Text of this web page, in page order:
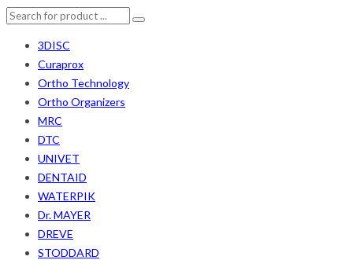
3DISC
Curaprox
Ortho Technology
Ortho Organizers
MRC
DTC
UNIVET
DENTAID
WATERPIK
Dr. MAYER
DREVE
STODDARD